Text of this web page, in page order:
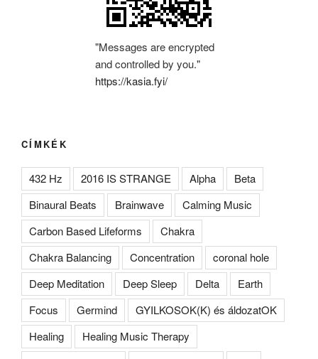
"Messages are encrypted
and controlled by you."
https://kasia.fyi/
CÍMKÉK
432 Hz 2016 IS STRANGE Alpha
Beta
Binaural Beats
Brainwave
Calming Music
Carbon Based Lifeforms
Chakra
Chakra Balancing
Concentration
coronal hole
Deep Meditation
Deep Sleep Delta
Earth
Focus
Germind
GYILKOSOK(K) és áldozatOK
Healing
Healing Music Therapy